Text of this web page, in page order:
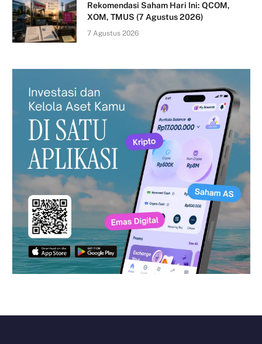
Rekomendasi Saham Hari Ini: QCOM,
XOM, TMUS (7 Agustus 2026)
7 Agustus 2026